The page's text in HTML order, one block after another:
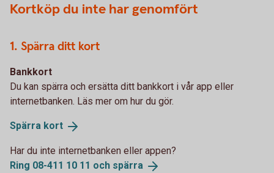
Kortköp du inte har genomfört
1. Spärra ditt kort
Bankkort
Du kan spärra och ersätta ditt bankkort i vår app eller
internetbanken. Läs mer om hur du gör.
Spärra kort
Har du inte internetbanken eller appen?
Ring 08-411 10 11 och spärra